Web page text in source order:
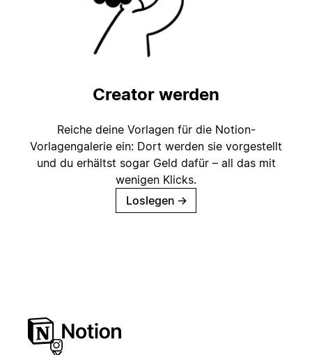
Creator werden
Reiche deine Vorlagen für die Notion-
Vorlagengalerie ein: Dort werden sie vorgestellt
und du erhältst sogar Geld dafür – all das mit
wenigen Klicks.
Loslegen →